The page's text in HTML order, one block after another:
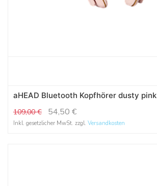
aHEAD Bluetooth Kopfhörer dusty pink
109,00€ 54,50 €
Inkl. gesetzlicher MwSt. zzgl. Versandkosten